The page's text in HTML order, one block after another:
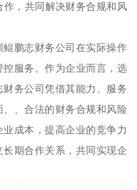
，共同解决财务合规和风
鹏志财务公司在实际操作
服务。作为企业而言，选
务公司凭借其能力、服务
、合法的财务合规和风险
成本，提高企业的竞争力
期合作关系，共同实现企